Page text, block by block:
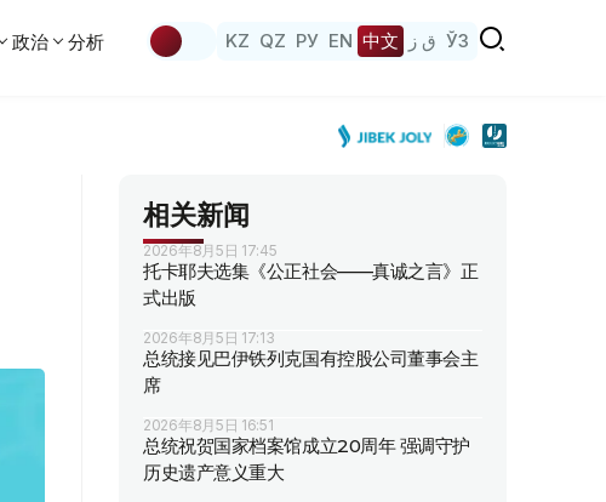
政治 分析 KZ QZ РУ EN 中文 ق ز ЎЗ
相关新闻
2026年8月5日 17:45
托卡耶夫选集《公正社会——真诚之言》正
式出版
2026年8月5日 17:13
总统接见巴伊铁列克国有控股公司董事会主
席
2026年8月5日 16:51
总统祝贺国家档案馆成立20周年 强调守护
历史遗产意义重大